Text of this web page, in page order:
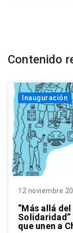
Contenido
Inauguración
12 noviembre
“Más allá
que unen a